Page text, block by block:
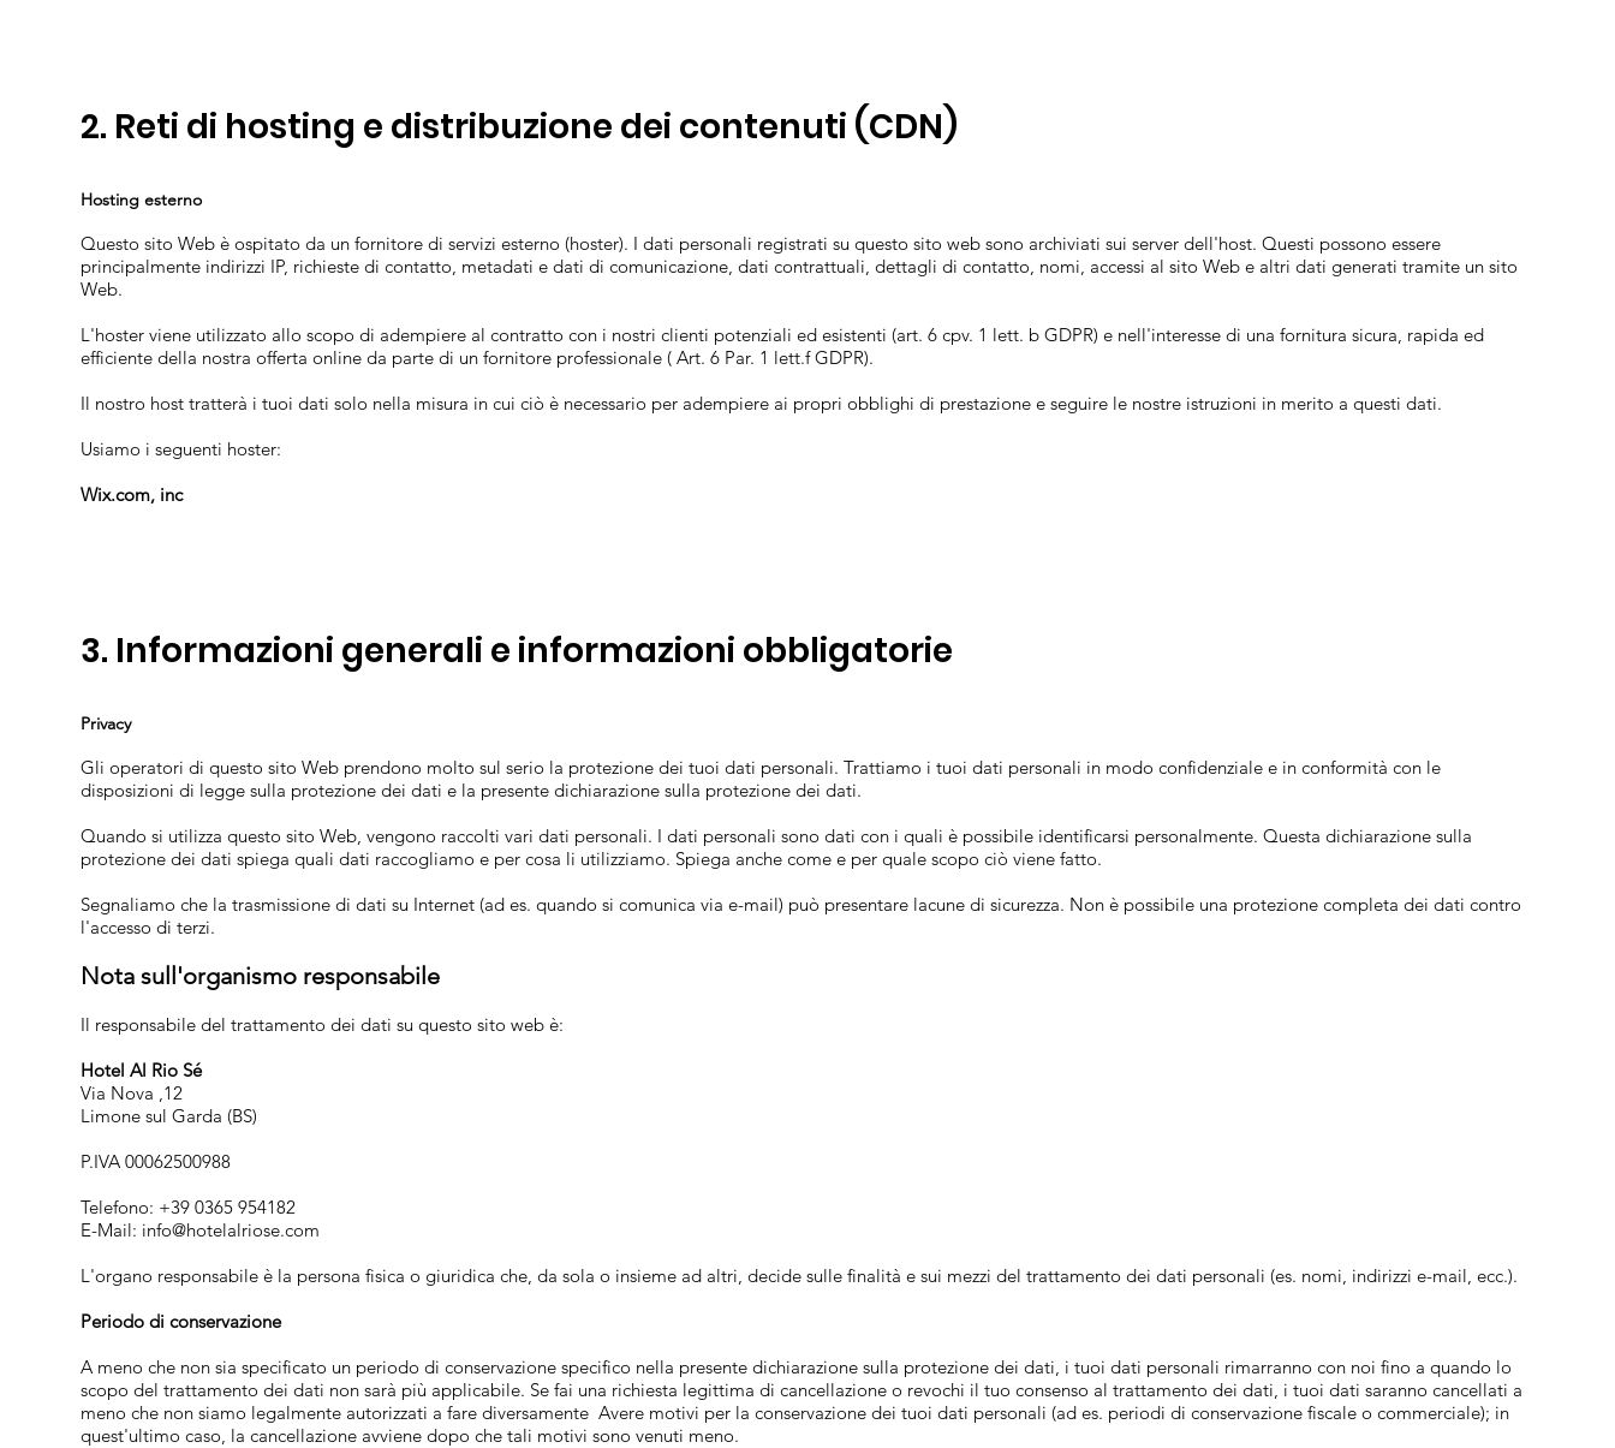
2. Reti di hosting e distribuzione dei contenuti (CDN)
Hosting esterno
Questo sito Web è ospitato da un fornitore di servizi esterno (hoster). I dati personali registrati su questo sito web sono archiviati sui server dell'host. Questi possono essere
principalmente indirizzi IP, richieste di contatto, metadati e dati di comunicazione, dati contrattuali, dettagli di contatto, nomi, accessi al sito Web e altri dati generati tramite un sito
Web.
L'hoster viene utilizzato allo scopo di adempiere al contratto con i nostri clienti potenziali ed esistenti (art. 6 cpv. 1 lett. b GDPR) e nell'interesse di una fornitura sicura, rapida ed
efficiente della nostra offerta online da parte di un fornitore professionale ( Art. 6 Par. 1 lett.f GDPR).
Il nostro host tratterà i tuoi dati solo nella misura in cui ciò è necessario per adempiere ai propri obblighi di prestazione e seguire le nostre istruzioni in merito a questi dati.
Usiamo i seguenti hoster:
Wix.com, inc
3. Informazioni generali e informazioni obbligatorie
Privacy
Gli operatori di questo sito Web prendono molto sul serio la protezione dei tuoi dati personali. Trattiamo i tuoi dati personali in modo confidenziale e in conformità con le
disposizioni di legge sulla protezione dei dati e la presente dichiarazione sulla protezione dei dati.
Quando si utilizza questo sito Web, vengono raccolti vari dati personali. I dati personali sono dati con i quali è possibile identificarsi personalmente. Questa dichiarazione sulla
protezione dei dati spiega quali dati raccogliamo e per cosa li utilizziamo. Spiega anche come e per quale scopo ciò viene fatto.
Segnaliamo che la trasmissione di dati su Internet (ad es. quando si comunica via e-mail) può presentare lacune di sicurezza. Non è possibile una protezione completa dei dati contro
l'accesso di terzi.
Nota sull'organismo responsabile
Il responsabile del trattamento dei dati su questo sito web è:
Hotel Al Rio Sé
Via Nova ,12
Limone sul Garda (BS)
P.IVA 00062500988
Telefono: +39 0365 954182
E-Mail: info@hotelalriose.com
L'organo responsabile è la persona fisica o giuridica che, da sola o insieme ad altri, decide sulle finalità e sui mezzi del trattamento dei dati personali (es. nomi, indirizzi e-mail, ecc.).
Periodo di conservazione
A meno che non sia specificato un periodo di conservazione specifico nella presente dichiarazione sulla protezione dei dati, i tuoi dati personali rimarranno con noi fino a quando lo
scopo del trattamento dei dati non sarà più applicabile. Se fai una richiesta legittima di cancellazione o revochi il tuo consenso al trattamento dei dati, i tuoi dati saranno cancellati a
meno che non siamo legalmente autorizzati a fare diversamente Avere motivi per la conservazione dei tuoi dati personali (ad es. periodi di conservazione fiscale o commerciale); in
quest'ultimo caso, la cancellazione avviene dopo che tali motivi sono venuti meno.